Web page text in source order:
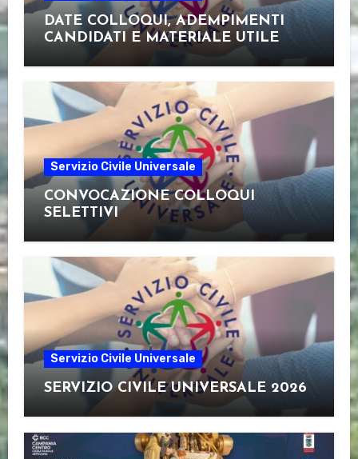
DATE COLLOQUI, ADEMPIMENTI
CANDIDATI E MATERIALE UTILE
Servizio Civile Universale
CONVOCAZIONE COLLOQUI
SELETTIVI
Servizio Civile Universale
SERVIZIO CIVILE UNIVERSALE 2026